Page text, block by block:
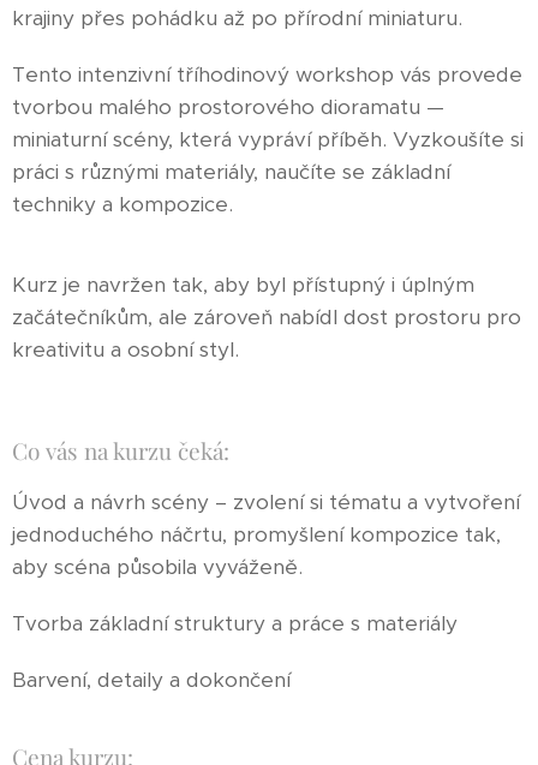
krajiny přes pohádku až po přírodní miniaturu.
Tento intenzivní tříhodinový workshop vás provede
tvorbou malého prostorového dioramatu —
miniaturní scény, která vypráví příběh. Vyzkoušíte si
práci s různými materiály, naučíte se základní
techniky a kompozice.
Kurz je navržen tak, aby byl přístupný i úplným
začátečníkům, ale zároveň nabídl dost prostoru pro
kreativitu a osobní styl.
Co vás na kurzu čeká:
Úvod a návrh scény – zvolení si tématu a vytvoření
jednoduchého náčrtu, promyšlení kompozice tak,
aby scéna působila vyváženě.
Tvorba základní struktury a práce s materiály
Barvení, detaily a dokončení
Cena kurzu: